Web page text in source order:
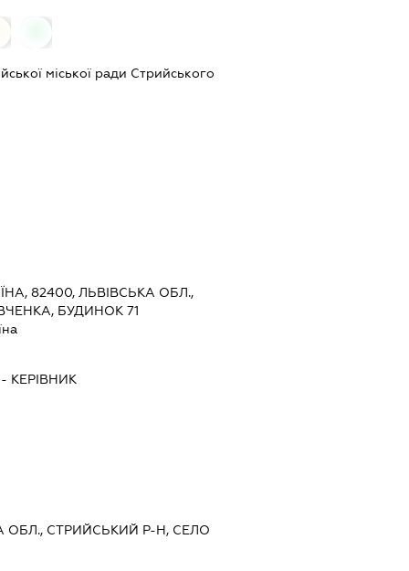
міської ради Стрийського
82400, ЛЬВІВСЬКА ОБЛ.,
БУДИНОК 71
КЕРІВНИК
ОБЛ., СТРИЙСЬКИЙ Р-Н, СЕЛО